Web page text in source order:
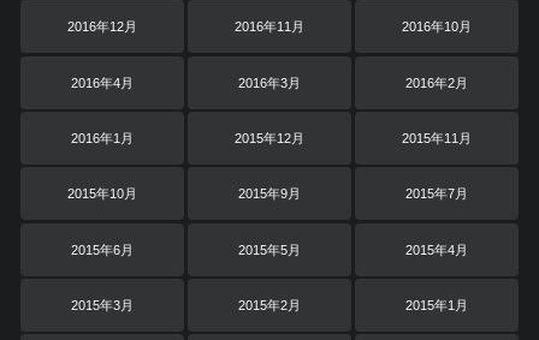
2016年12月 2016年11月 2016年10月
2016年4月 2016年3月 2016年2月
2016年1月 2015年12月 2015年11月
2015年10月 2015年9月 2015年7月
2015年6月 2015年5月 2015年4月
2015年3月 2015年2月 2015年1月